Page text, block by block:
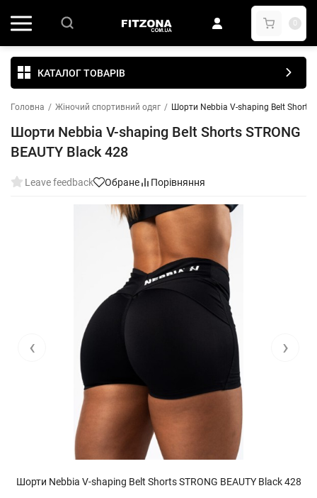
0
КАТАЛОГ ТОВАРІВ
Головна / Жіночий спортивний одяг / Шорти Nebbia V-shaping Belt Shorts
Шорти Nebbia V-shaping Belt Shorts STRONG
BEAUTY Black 428
Leave feedback Обране Порівняння
Шорти Nebbia V-shaping Belt Shorts STRONG BEAUTY Black 428
‹ ›